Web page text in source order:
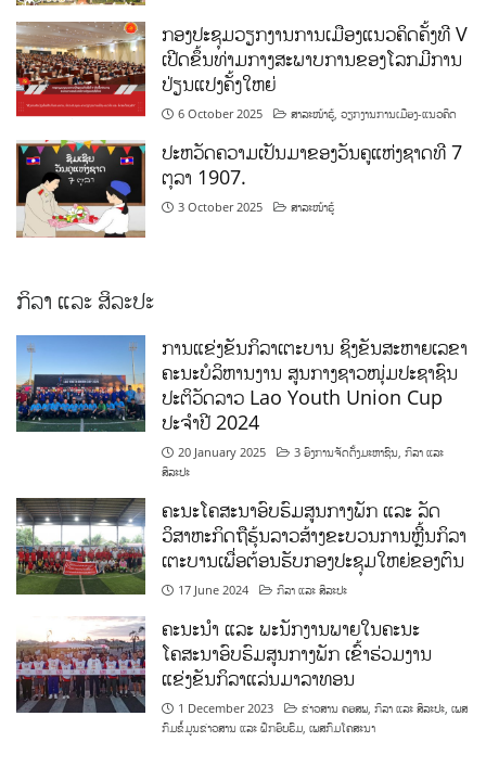
ເປີດຂຶ້ນທ່າມກາງສະພາບການຂອງໂລກມີການ
ປ່ຽນແປງຄັ້ງໃຫຍ່
6 October 2025 ວຽກງານການເມືອງ-ແນວຄິດ
ປະຫວັດຄວາມເປັນມາຂອງວັນຄູແຫ່ງຊາດທີ 7
ຕຸລາ 1907.
3 October 2025 ສາລະໜ້າຮູ້
ຄະນະບໍລິຫານງານ ສູນກາງຊາວໜຸ່ມປະຊາຊົນ
ປະຕິວັດລາວ Lao Youth Union Cup
ປະຈຳປີ 2024
20 January 2025
ກິລາ ແລະ
ສິລະປະ
ຄະນະໂຄສະນາອົບຮົມສູນກາງພັກ ແລະ ລັດ
ວິສາຫະກິດຖືຮຸ້ນລາວສ້າງຂະບວນການຫຼີ້ນກິລາ
ເຕະບານເພື່ອຕ້ອນຮັບກອງປະຊຸມໃຫຍ່ຂອງຕົນ
17 June 2024 ກິລາ ແລະ ສິລະປະ
ຄະນະນຳ ແລະ ພະນັກງານພາຍໃນຄະນະ
ໂຄສະນາອົບຮົມສູນກາງພັກ ເຂົ້າຮ່ວມງານ
ແຂ່ງຂັນກິລາແລ່ນມາລາທອນ
1 December 2023 ຂ່າວສານ ຄອສພ ກິລາ ແລະ ສິລະປະ
ກົມຂໍ້ມູນຂ່າວສານ ແລະ ຝຶກອົບຮົມ,ເພສກົມໂຄສະນາ